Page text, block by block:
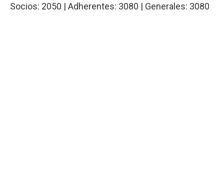
Socios: 2050 | Adherentes: 3080 | Generales: 3080